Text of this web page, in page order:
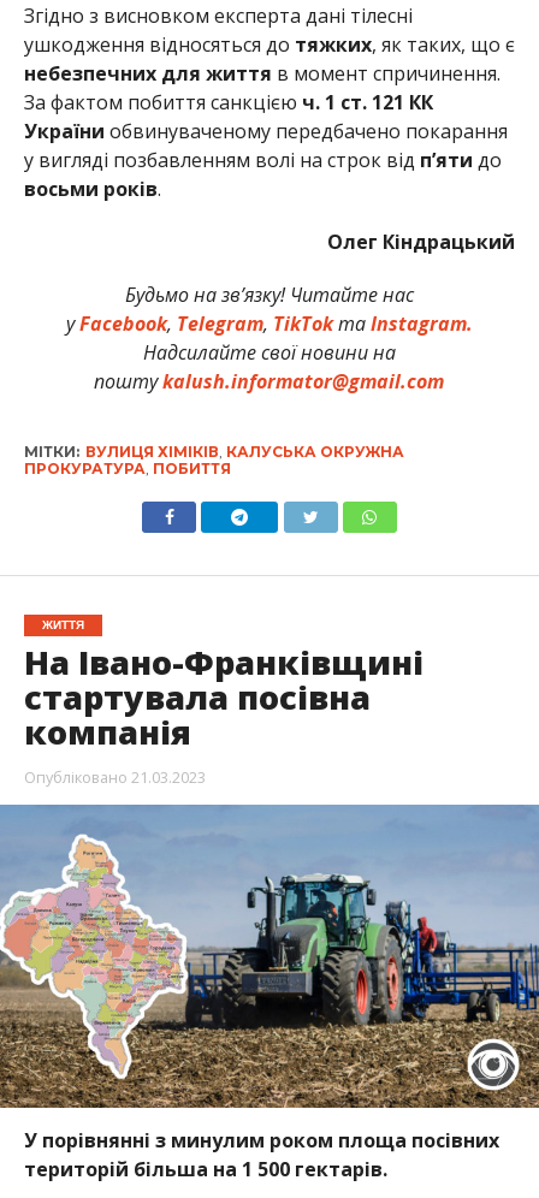
Згідно з висновком експерта дані тілесні
ушкодження відносяться до тяжких, як таких, що є
небезпечних для життя в момент спричинення.
За фактом побиття санкцією ч. 1 ст. 121 КК
України обвинуваченому передбачено покарання
у вигляді позбавленням волі на строк від п’яти до
восьми років.
Олег Кіндрацький
Будьмо на зв’язку! Читайте нас
уFacebook, Telegram, TikTokтаInstagram.
Надсилайте свої новини на
поштуkalush.informator@gmail.com
МІТКИ: ВУЛИЦЯ ХІМІКІВ КАЛУСЬКА ОКРУЖНА
ПРОКУРАТУРА ПОБИТТЯ
ЖИТТЯ
На Івано-Франківщині
стартувала посівна
компанія
Опубліковано 21.03.2023
У порівнянні з минулим роком площа посівних
територій більша на 1 500 гектарів.